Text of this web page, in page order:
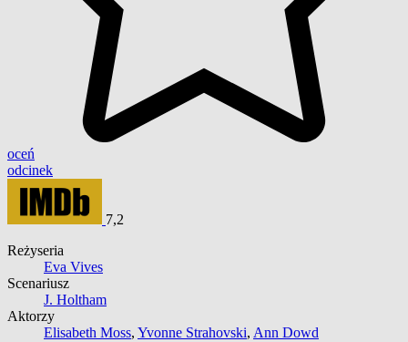
oceń
odcinek
7,2
Reżyseria
Eva Vives
Scenariusz
J. Holtham
Aktorzy
Elisabeth Moss, Yvonne Strahovski, Ann Dowd